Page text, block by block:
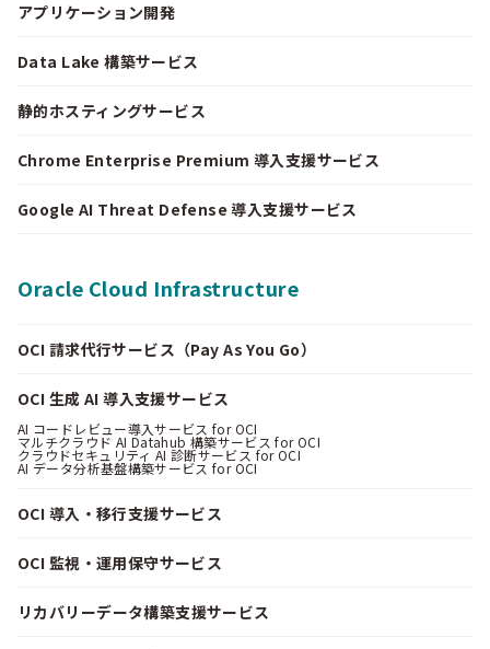
アプリケーション開発
Data Lake 構築サービス
静的ホスティングサービス
Chrome Enterprise Premium 導入支援サービス
Google AI Threat Defense 導入支援サービス
Oracle Cloud Infrastructure
OCI 請求代行サービス（Pay As You Go）
OCI 生成 AI 導入支援サービス
AI コードレビュー導入サービス for OCI
マルチクラウド AI Datahub 構築サービス for OCI
クラウドセキュリティ AI 診断サービス for OCI
AI データ分析基盤構築サービス for OCI
OCI 導入・移行支援サービス
OCI 監視・運用保守サービス
リカバリーデータ構築支援サービス